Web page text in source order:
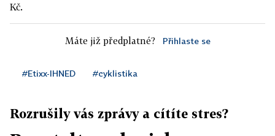
Kč.
Máte již předplatné? Přihlaste se
#Etixx-IHNED #cyklistika
Rozrušily vás zprávy a cítíte stres?